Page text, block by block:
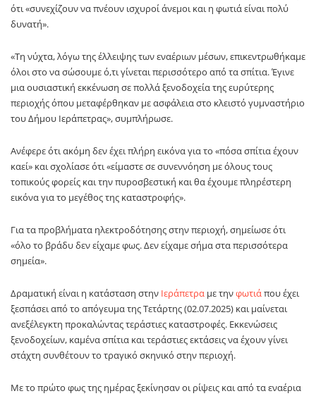
ότι «συνεχίζουν να πνέουν ισχυροί άνεμοι και η φωτιά είναι πολύ
δυνατή».
«Τη νύχτα, λόγω της έλλειψης των εναέριων μέσων, επικεντρωθήκαμε
όλοι στο να σώσουμε ό,τι γίνεται περισσότερο από τα σπίτια. Έγινε
μια ουσιαστική εκκένωση σε πολλά ξενοδοχεία της ευρύτερης
περιοχής όπου μεταφέρθηκαν με ασφάλεια στο κλειστό γυμναστήριο
του Δήμου Ιεράπετρας», συμπλήρωσε.
Ανέφερε ότι ακόμη δεν έχει πλήρη εικόνα για το «πόσα σπίτια έχουν
καεί» και σχολίασε ότι «είμαστε σε συνεννόηση με όλους τους
τοπικούς φορείς και την πυροσβεστική και θα έχουμε πληρέστερη
εικόνα για το μεγέθος της καταστροφής».
Για τα προβλήματα ηλεκτροδότησης στην περιοχή, σημείωσε ότι
«όλο το βράδυ δεν είχαμε φως. Δεν είχαμε σήμα στα περισσότερα
σημεία».
Δραματική είναι η κατάσταση στην Ιεράπετρα με τηνφωτιάπου έχει
ξεσπάσει από το απόγευμα της Τετάρτης (02.07.2025) και μαίνεται
ανεξέλεγκτη προκαλώντας τεράστιες καταστροφές. Εκκενώσεις
ξενοδοχείων, καμένα σπίτια και τεράστιες εκτάσεις να έχουν γίνει
στάχτη συνθέτουν το τραγικό σκηνικό στην περιοχή.
Με το πρώτο φως της ημέρας ξεκίνησαν οι ρίψεις και από τα εναέρια